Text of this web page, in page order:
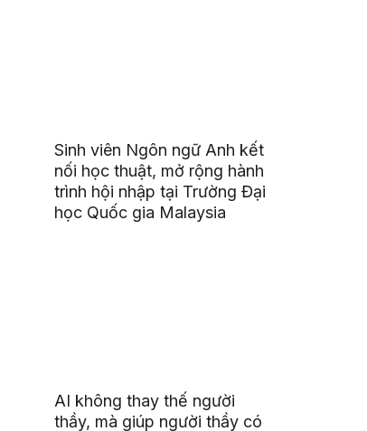
Sinh viên Ngôn ngữ Anh kết
nối học thuật, mở rộng hành
trình hội nhập tại Trường Đại
học Quốc gia Malaysia
AI không thay thế người
thầy, mà giúp người thầy có